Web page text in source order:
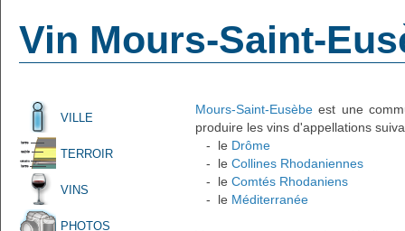
Vin Mours-Saint-
VILLE
TERROIR
VINS
PHOTOS
Mours-Saint-Eusèbe est une
produire les vins d'appellations
- le Drôme
- le Collines Rhodaniennes
- le Comtés Rhodaniens
- le Méditerranée